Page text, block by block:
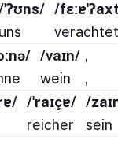
ˈʔʊns/
uns
/
verachtet
/vaɪn/
wein
,
,
/ˈraɪçɐ/
reicher
/
sein